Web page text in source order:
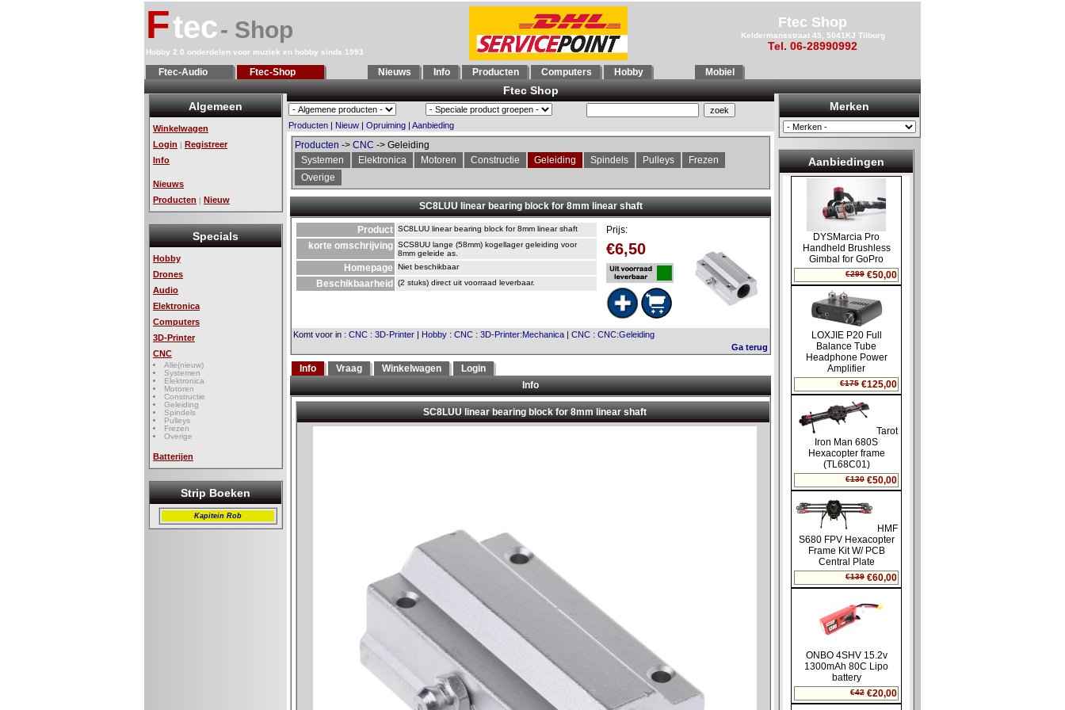
Ftec- Shop
Hobby 2.0 onderdelen voor muziek en hobby sinds 1993
Ftec Shop
Keldermansstraat 45, 5041KJ Tilburg
Tel. 06-28990992
Ftec-Audio Ftec-Shop Nieuws Info Producten Computers Hobby Mobiel
Algemeen
Winkelwagen
Login | Registreer
Info
Nieuws
Producten | Nieuw
Specials
Hobby
Drones
Audio
Elektronica
Computers
3D-Printer
CNC
Alle(nieuw)
Systemen
Elektronica
Motoren
Constructie
Geleiding
Spindels
Pulleys
Frezen
Overige
Batterijen
Strip Boeken
Kapitein Rob
Ftec Shop
Producten | Nieuw | Opruiming | Aanbieding
Producten -> CNC -> Geleiding
Systemen
Elektronica Motoren Constructie Geleiding Spindels Pulleys
Frezen
Overige
SC8LUU linear bearing block for 8mm linear shaft
Product SC8LUU linear bearing block for 8mm linear shaft
korte omschrijving SCS8UU lange (58mm) kogellager geleiding voor
8mm geleide as.
Homepage Niet beschikbaar
Beschikbaarheid (2 stuks) direct uit voorraad leverbaar.
Prijs:
€6,50
Komt voor in : CNC : 3D-Printer | Hobby : CNC : 3D-Printer:Mechanica | CNC : CNC:Geleiding
Ga terug
Info Vraag Winkelwagen
Login
Info
Merken
Aanbiedingen